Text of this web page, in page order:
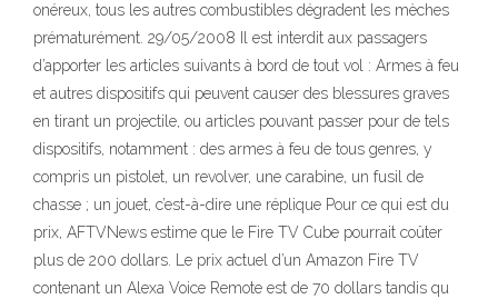
onéreux, tous les autres combustibles dégradent les mèches
prématurément. 29/05/2008 Il est interdit aux passagers
d’apporter les articles suivants à bord de tout vol : Armes à feu
et autres dispositifs qui peuvent causer des blessures graves
en tirant un projectile, ou articles pouvant passer pour de tels
dispositifs, notamment : des armes à feu de tous genres, y
compris un pistolet, un revolver, une carabine, un fusil de
chasse ; un jouet, c’est-à-dire une réplique Pour ce qui est du
prix, AFTVNews estime que le Fire TV Cube pourrait coûter
plus de 200 dollars. Le prix actuel d’un Amazon Fire TV
contenant un Alexa Voice Remote est de 70 dollars tandis qu